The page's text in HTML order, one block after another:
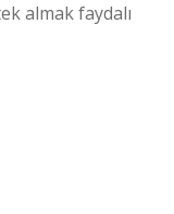
almak faydalı